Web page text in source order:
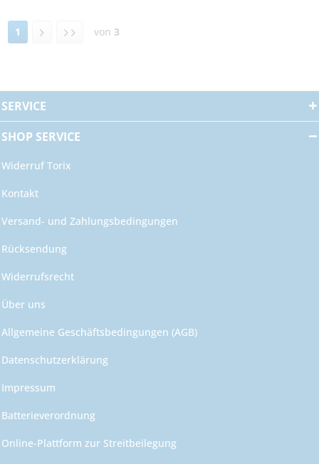
1 von 3
SERVICE
SHOP SERVICE
Widerruf Torix
Kontakt
Versand- und Zahlungsbedingungen
Rücksendung
Widerrufsrecht
Über uns
Allgemeine Geschäftsbedingungen (AGB)
Datenschutzerklärung
Impressum
Batterieverordnung
Online-Plattform zur Streitbeilegung